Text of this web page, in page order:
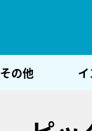
その他